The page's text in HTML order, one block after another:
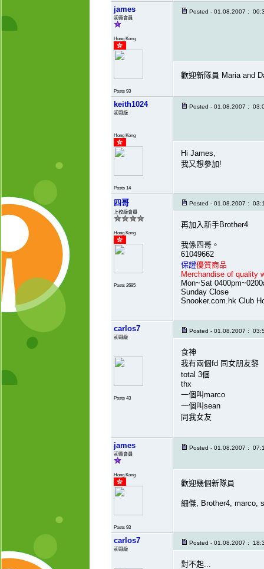
james
初青會員
Hong Kong
Posts 93
Posted - 01.08.2007 :
歡迎新隊員 Maria and
keith1024
初哥級
Hong Kong
Posts 14
Posted - 01.08.2007 :
Hi James,
我又想參加!
四哥
上校級會員
Hong Kong
Posts 2695
Posted - 01.08.2007 :
再加入新手Brother4
我係四哥。
61049662
保證優質商品
Merchandise of quality
Mon~Sat
Sunday Close
Snooker.com.hk Club
carlos7
初哥級
Posts 43
Posted - 01.08.2007 :
食神
我有兩個fd 同女朋友黎
total 3個
thx
一個叫marco
一個叫sean
同我女友
james
初青會員
Hong Kong
Posts 93
Posted - 01.08.2007 :
歡迎幾個新隊員
細傑, Brother4, marco,
carlos7
初哥級
Posted - 01.08.2007 :
對不起...